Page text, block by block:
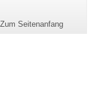
Zum Seitenanfang